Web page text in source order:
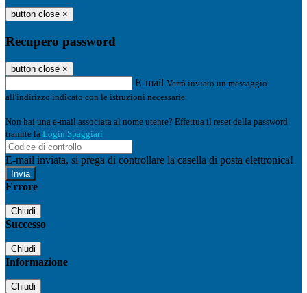
button close ×
Recupero password
button close ×
E-mail Verrà inviato un messaggio
all'indirizzo indicato con le istruzioni necessarie.
Non hai una e-mail associata al nome utente? Effettua il reset della password
tramite la Login Spaggiari
E-mail inviata, si prega di controllare la casella di posta elettronica!
Errore
Chiudi
Successo
Chiudi
Informazione
Chiudi